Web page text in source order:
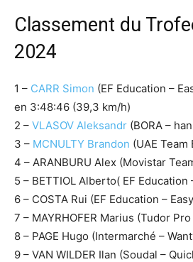
Classement du
2024
1 – CARR Simon (EF Education –
en 3:48:46 (39,3 km/h)
2 – VLASOV Aleksandr (BORA –
3 – MCNULTY Brandon (UAE
4 – ARANBURU Alex (Movistar
5 – BETTIOL Alberto( EF Education
6 – COSTA Rui (EF Education –
7 – MAYRHOFER Marius (Tudor
8 – PAGE Hugo (Intermarché –
9 – VAN WILDER Ilan (Soudal –